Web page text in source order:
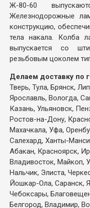
Ж-80-60
Железнодорожные
конструкцию,
тела накала. Колба
выпускается со
резьбовым цоколем
Делаем доставку по
Тверь, Тула, Брянск,
Ярославль, Вологда,
Казань, Ульяновск,
Ростов-на-Дону,
Махачкала, Уфа,
Салехард, Ханты-
Абакан, Красноярск,
Владивосток, Майкоп,
Нальчик, Элиста,
Йошкар-Ола, Саранск,
Чебоксары,
Белгород, Владимир,